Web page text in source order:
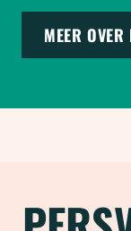
MEER